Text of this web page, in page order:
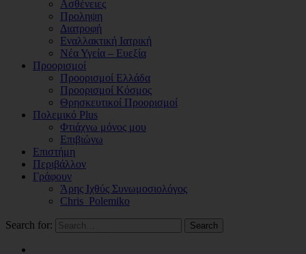
Ασθένειες
Προληψη
Διατροφή
Εναλλακτική Ιατρική
Νέα Υγεία – Ευεξία
Προορισμοί
Προορισμοί Ελλάδα
Προορισμοί Κόσμος
Θρησκευτικοί Προορισμοί
Πολεμικό Plus
Φτιάχνω μόνος μου
Επιβιώνω
Επιστήμη
Περιβάλλον
Γράφουν
Άρης Ιχθύς Συνωμοσιολόγος
Chris_Polemiko
Search for: Search